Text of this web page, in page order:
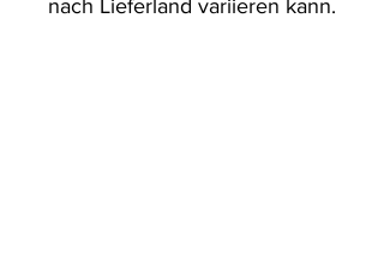
nach Lieferland variieren kann.